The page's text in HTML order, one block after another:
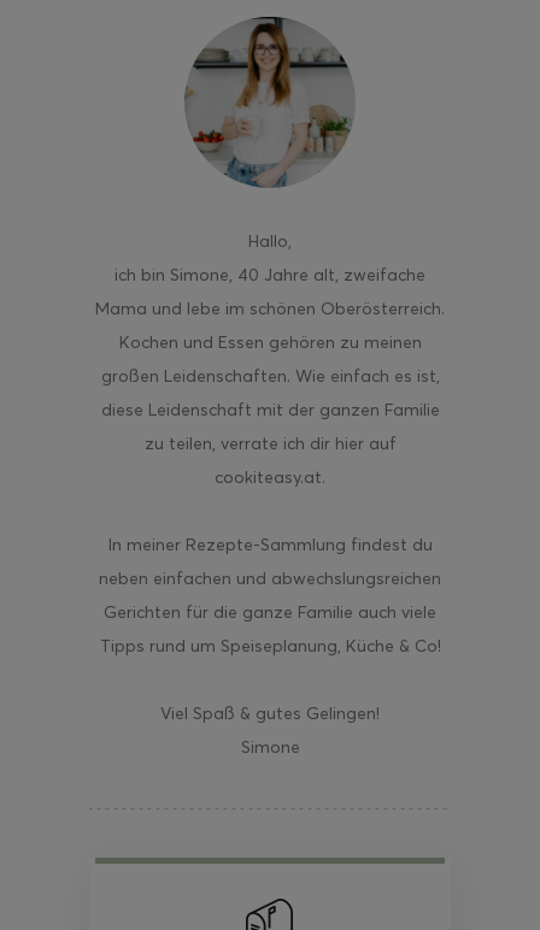
Hallo,
ich bin Simone, 40 Jahre alt, zweifache
Mama und lebe im schönen Oberösterreich.
Kochen und Essen gehören zu meinen
großen Leidenschaften. Wie einfach es ist,
diese Leidenschaft mit der ganzen Familie
zu teilen, verrate ich dir hier auf
cookiteasy.at.
In meiner Rezepte-Sammlung findest du
neben einfachen und abwechslungsreichen
Gerichten für die ganze Familie auch viele
Tipps rund um Speiseplanung, Küche & Co!
Viel Spaß & gutes Gelingen!
Simone